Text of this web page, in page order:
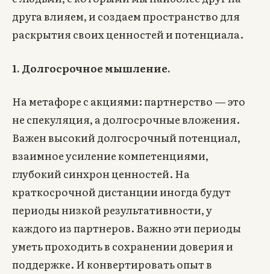
друга влияем, и создаем пространство для
раскрытия своих ценностей и потенциала.
1. Долгосрочное мышление.
На метафоре с акциями: партнерство — это
не спекуляция, а долгосрочные вложения.
Важен высокий долгосрочный потенциал,
взаимное усиление компетенциями,
глубокий синхрон ценностей. На
краткосрочной дистанции иногда будут
периоды низкой результативности, у
каждого из партнеров. Важно эти периоды
уметь проходить в сохранении доверия и
поддержке. И конвертировать опыт в